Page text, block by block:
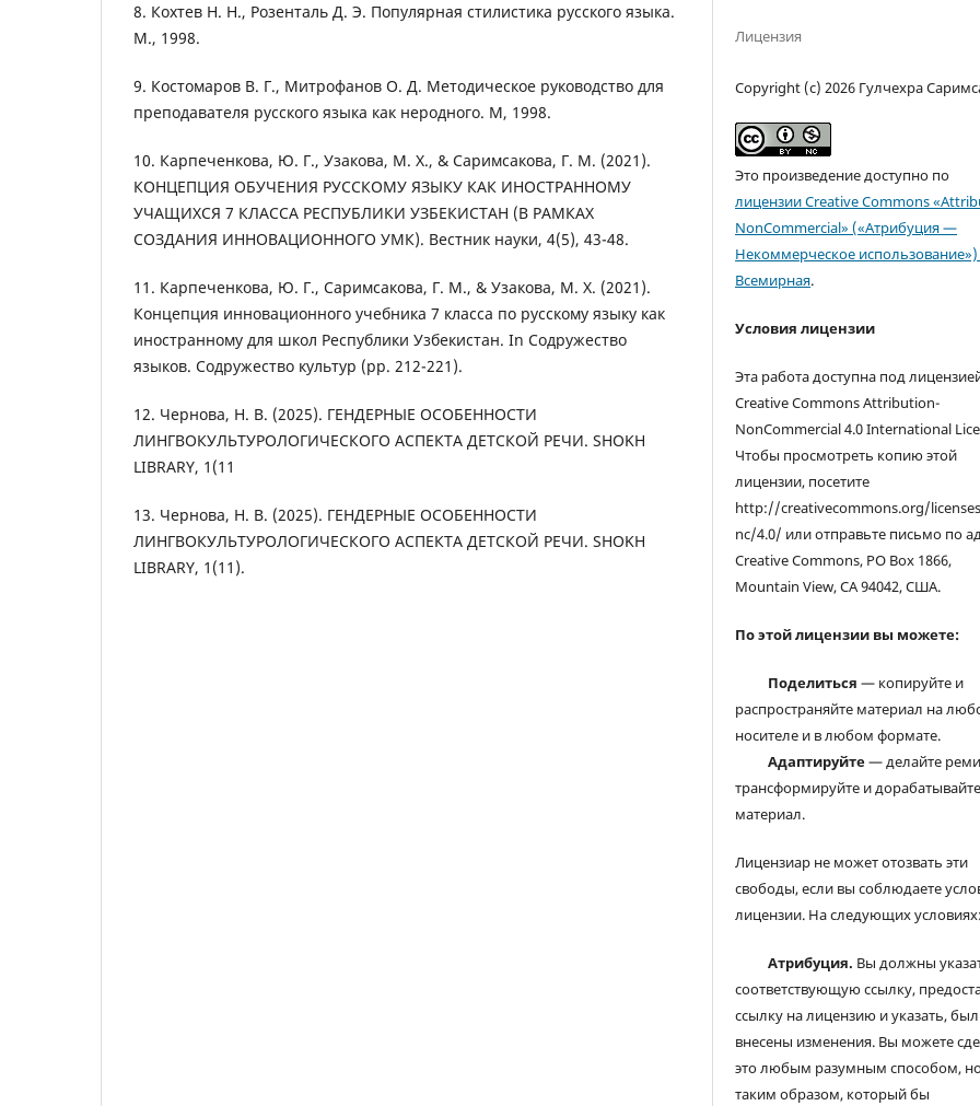
8. Кохтев Н. Н., Розенталь Д. Э. Популярная стилистика русского языка.
М., 1998.
9. Костомаров В. Г., Митрофанов О. Д. Методическое руководство для
преподавателя русского языка как неродного. М, 1998.
10. Карпеченкова, Ю. Г., Узакова, М. Х., & Саримсакова, Г. М. (2021).
КОНЦЕПЦИЯ ОБУЧЕНИЯ РУССКОМУ ЯЗЫКУ КАК ИНОСТРАННОМУ
УЧАЩИХСЯ 7 КЛАССА РЕСПУБЛИКИ УЗБЕКИСТАН (В РАМКАХ
СОЗДАНИЯ ИННОВАЦИОННОГО УМК). Вестник науки, 4(5), 43-48.
11. Карпеченкова, Ю. Г., Саримсакова, Г. М., & Узакова, М. Х. (2021).
Концепция инновационного учебника 7 класса по русскому языку как
иностранному для школ Республики Узбекистан. In Содружество
языков. Содружество культур (pp. 212-221).
12. Чернова, Н. В. (2025). ГЕНДЕРНЫЕ ОСОБЕННОСТИ
ЛИНГВОКУЛЬТУРОЛОГИЧЕСКОГО АСПЕКТА ДЕТСКОЙ РЕЧИ. SHOKH
LIBRARY, 1(11
13. Чернова, Н. В. (2025). ГЕНДЕРНЫЕ ОСОБЕННОСТИ
ЛИНГВОКУЛЬТУРОЛОГИЧЕСКОГО АСПЕКТА ДЕТСКОЙ РЕЧИ. SHOKH
LIBRARY, 1(11).
Лицензия
Copyright (c) 2026 Гулчехра
Это произведение доступно по
лицензии Creative Commons
NonCommercial» («Атрибуция —
Некоммерческое использование»)
Всемирная.
Условия лицензии
Эта работа доступна под
Creative Commons Attribution-
NonCommercial 4.0 International
Чтобы просмотреть копию этой
лицензии, посетите
http://creativecommons.org/
nc/4.0/ или отправьте письмо по
Creative Commons, PO Box 1866,
Mountain View, CA 94042, США.
По этой лицензии вы можете:
Поделиться — копируйте и
распространяйте материал на
носителе и в любом формате.
Адаптируйте— делайте
трансформируйте и дорабатывайте
материал.
Лицензиар не может отозвать эти
свободы, если вы соблюдаете
лицензии. На следующих условиях:
Атрибуция. Вы должны
соответствующую ссылку,
ссылку на лицензию и указать,
внесены изменения. Вы можете
это любым разумным способом,
таким образом, который бы